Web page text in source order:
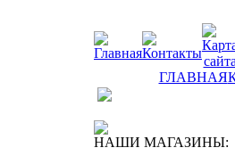
ГЛАВНАЯ
НАШИ МАГАЗИНЫ: